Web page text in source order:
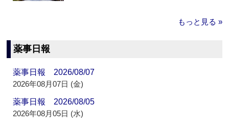
もっと見る »
薬事日報
薬事日報 2026/08/07
2026年08月07日 (金)
薬事日報 2026/08/05
2026年08月05日 (水)